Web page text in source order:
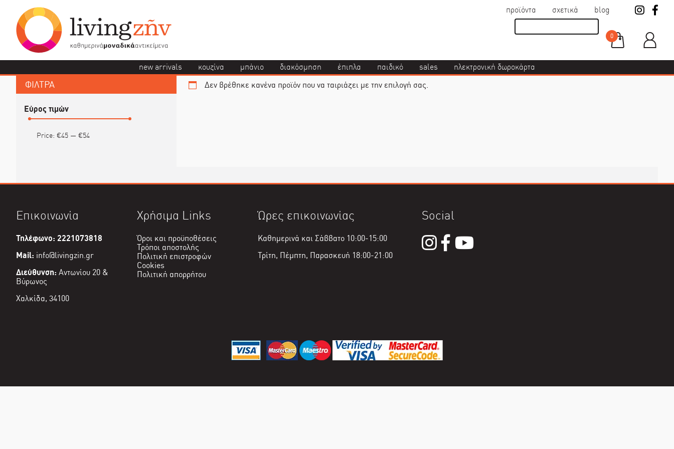
προϊόντα σχετικά blog
0
new arrivals κουζίνα μπάνιο διακόσμηση έπιπλα παιδικό sales ηλεκτρονική δωροκάρτα
ΦΙΛΤΡΑ
Εύρος τιμών
Price: €45— €54
Δεν βρέθηκε κανένα προϊόν που να ταιριάζει με την επιλογή σας.
Επικοινωνία
Τηλέφωνο: 2221073818
Mail: info@livingzin.gr
Διεύθυνση: Αντωνίου 20 &
Βύρωνος
Χαλκίδα, 34100
Χρήσιμα Links
Όροι και προϋποθέσεις
Τρόποι αποστολής
Πολιτική επιστροφών
Cookies
Πολιτική απορρήτου
Ώρες επικοινωνίας
Καθημερινά και Σάββατο 10:00-15:00
Τρίτη, Πέμπτη, Παρασκευή 18:00-21:00
Social